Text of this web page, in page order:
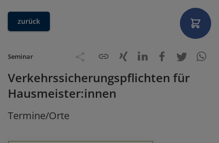
zurück
Seminar
Verkehrssicherungspflichten für
Hausmeister:innen
Termine/Orte